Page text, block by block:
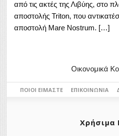
από τις ακτές της Λιβύης, στο
αποστολής Triton, που
αποστολή Mare Nostrum. […]
Οικονομικά
ΠΟΙΟΙ ΕΊΜΑΣΤΕ ΕΠΙΚΟΙΝΩΝΊΑ
Χρήσιμα